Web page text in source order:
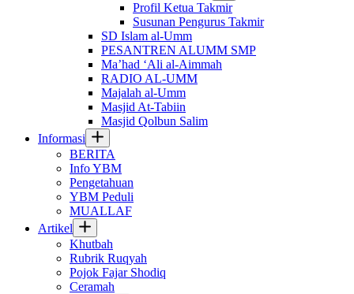
Profil Ketua Takmir
Susunan Pengurus Takmir
SD Islam al-Umm
PESANTREN ALUMM SMP
Ma’had ‘Ali al-Aimmah
RADIO AL-UMM
Majalah al-Umm
Masjid At-Tabiin
Masjid Qolbun Salim
Informasi
BERITA
Info YBM
Pengetahuan
YBM Peduli
MUALLAF
Artikel
Khutbah
Rubrik Ruqyah
Pojok Fajar Shodiq
Ceramah